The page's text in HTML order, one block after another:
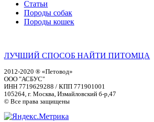
Статьи
Породы собак
Породы кошек
ЛУЧШИЙ СПОСОБ НАЙТИ ПИТОМЦА
2012-2020 ® «Петовод»
ООО "АСБУС"
ИНН 7719629288 / КПП 771901001
105264, г. Москва, Измайловский б-р,47
© Все права защищены